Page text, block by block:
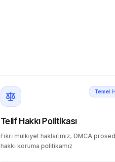
Temel
Telif Hakkı Politikası
Fikri mülkiyet haklarımız, DMCA
hakkı koruma politikamız